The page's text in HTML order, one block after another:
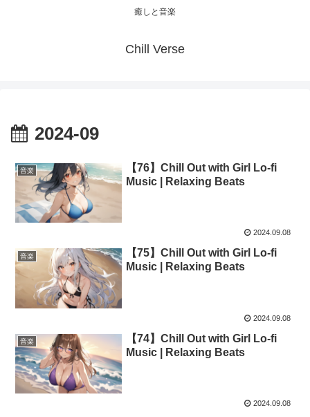
癒しと音楽
Chill Verse
2024-09
音楽
【76】Chill Out with Girl Lo-fi
Music | Relaxing Beats
2024.09.08
音楽
【75】Chill Out with Girl Lo-fi
Music | Relaxing Beats
2024.09.08
音楽
【74】Chill Out with Girl Lo-fi
Music | Relaxing Beats
2024.09.08